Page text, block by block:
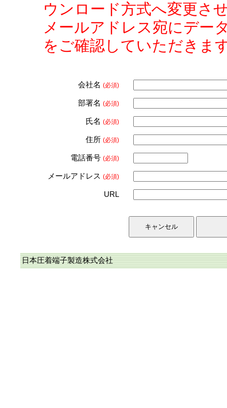
ウンロード方式へ変更さ
メールアドレス宛にデー
をご確認していただきま
会社名 (必須)
部署名 (必須)
氏名 (必須)
住所 (必須)
電話番号 (必須)
メールアドレス (必須)
URL
日本圧着端子製造株式会社